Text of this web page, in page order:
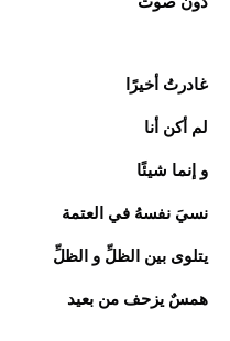
غادرتُ أخيرًا
لم أكن أنا
و إنما شيئًا
نسيَ نفسهُ في العتمة
يتلوى بين الظلِّ و الظلِّ
همسٌ يزحف من بعيد